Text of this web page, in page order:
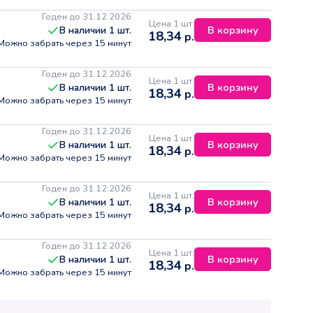
Годен до 31.12.2026
В наличии 1 шт.
забрать через 15 минут
Цена 1 шт.
18,34 р. В корзину
Годен до 31.12.2026
В наличии 1 шт.
забрать через 15 минут
Цена 1 шт.
18,34 р. В корзину
Годен до 31.12.2026
В наличии 1 шт.
забрать через 15 минут
Цена 1 шт.
18,34 р. В корзину
Годен до 31.12.2026
В наличии 1 шт.
забрать через 15 минут
Цена 1 шт.
18,34 р. В корзину
Годен до 31.12.2026
В наличии 1 шт.
забрать через 15 минут
Цена 1 шт.
18,34 р. В корзину